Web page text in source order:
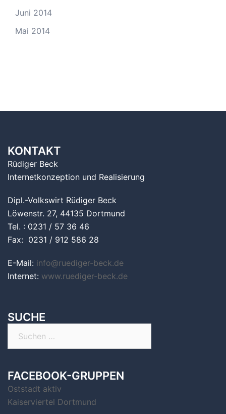
Juni 2014
Mai 2014
KONTAKT
Rüdiger Beck
Internetkonzeption und Realisierung
Dipl.-Volkswirt Rüdiger Beck
Löwenstr. 27, 44135 Dortmund
Tel. : 0231 / 57 36 46
Fax: 0231 / 912 586 28
E-Mail: info@ruediger-beck.de
Internet: www.ruediger-beck.de
SUCHE
nach:
FACEBOOK-GRUPPEN
Oststadt aktiv
Kaiserviertel Dortmund